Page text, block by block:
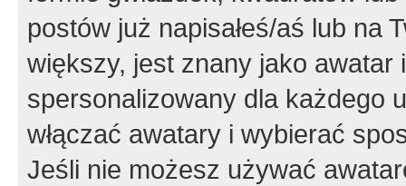
postów już napisałeś/aś lub na
większy, jest znany jako
spersonalizowany dla każdego
włączać awatary i wybierać
Jeśli nie możesz używać